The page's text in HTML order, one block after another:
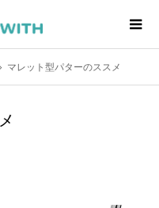
マレット型パターのススメ